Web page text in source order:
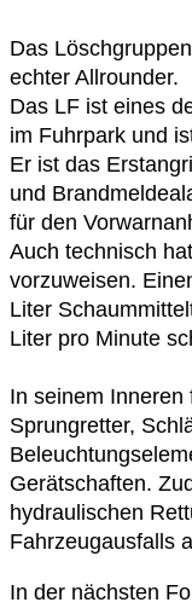
Das
echter Allrounder.
Das LF ist eines
im Fuhrpark und
Er ist das
und
für den
Auch technisch
vorzuweisen.
Liter
Liter pro Minute
In seinem Inneren
Sprungretter,
Gerätschaften.
hydraulischen
Fahrzeugausfalls
In der nächsten